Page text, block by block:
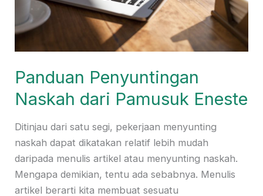
Panduan Penyuntingan
Naskah dari Pamusuk Eneste
Ditinjau dari satu segi, pekerjaan menyunting
naskah dapat dikatakan relatif lebih mudah
daripada menulis artikel atau menyunting naskah.
Mengapa demikian, tentu ada sebabnya. Menulis
artikel berarti kita membuat sesuatu